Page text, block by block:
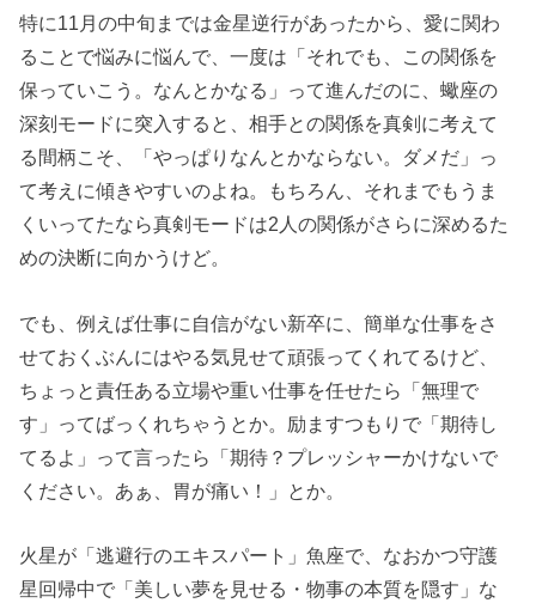
特に11月の中旬までは金星逆行があったから、愛に関わ
ることで悩みに悩んで、一度は「それでも、この関係を
保っていこう。なんとかなる」って進んだのに、蠍座の
深刻モードに突入すると、相手との関係を真剣に考えて
る間柄こそ、「やっぱりなんとかならない。ダメだ」っ
て考えに傾きやすいのよね。もちろん、それまでもうま
くいってたなら真剣モードは2人の関係がさらに深めるた
めの決断に向かうけど。
でも、例えば仕事に自信がない新卒に、簡単な仕事をさ
せておくぶんにはやる気見せて頑張ってくれてるけど、
ちょっと責任ある立場や重い仕事を任せたら「無理で
す」ってばっくれちゃうとか。励ますつもりで「期待し
てるよ」って言ったら「期待？プレッシャーかけないで
ください。あぁ、胃が痛い！」とか。
火星が「逃避行のエキスパート」魚座で、なおかつ守護
星回帰中で「美しい夢を見せる・物事の本質を隠す」な